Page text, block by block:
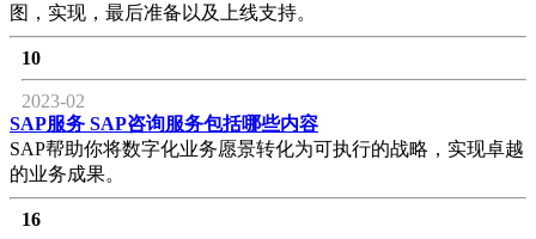
图，实现，最后准备以及上线支持。
10
2023-02
SAP服务 SAP咨询服务包括哪些内容
SAP帮助你将数字化业务愿景转化为可执行的战略，实现卓越
的业务成果。
16